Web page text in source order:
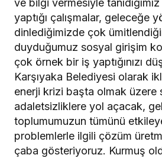
ve bilgi vermesiyle
yaptığı çalışmalar, geleceğe
dinlediğimizde çok
duyduğumuz sosyal girişim
çok örnek bir iş yaptığınızı
Karşıyaka Belediyesi olarak
enerji krizi başta olmak üzere
adaletsizliklere yol açacak,
toplumumuzun tümünü
problemlerle ilgili çözüm
çaba gösteriyoruz. Kurmuş